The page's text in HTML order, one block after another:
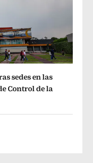
sedes en las
Control de la